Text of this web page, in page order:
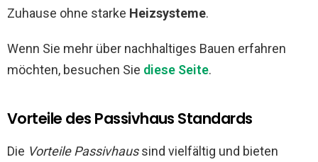
Zuhause ohne starke Heizsysteme.
Wenn Sie mehr über nachhaltiges Bauen erfahren
möchten, besuchen Sie diese Seite.
Vorteile des Passivhaus Standards
Die Vorteile Passivhaussind vielfältig und bieten